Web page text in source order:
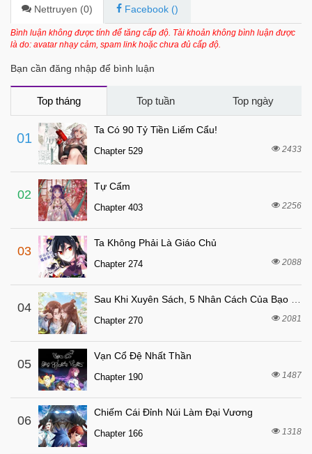
Chapter 85 3 tháng trước
Chapter 84 3 tháng trước
3 tháng trước
Chapter 81 4 tháng trước
Chapter 80
Chapter 79
Chapter 78
Chapter 77
Chapter 76
Chapter 75
Chapter 74
Chapter 73 6 tháng trước
Chapter 72 6 tháng trước
Chapter 71
Chapter 70 6 tháng trước
Chapter 69
Chapter 68 6 tháng trước
Chapter 67
Chapter 66
Nettruyen (0) Facebook ()
Bình luận không được tính để tăng cấp độ. Tài khoản không bình luận được
là do: avatar nhạy cảm, spam link hoặc chưa đủ cấp độ.
Bạn cần đăng nhập để bình luận
Top tháng Top tuần Top ngày
01
Ta Có 90 Tỷ Tiền Liếm Cẩu!
Chapter 529 2433
02
Tự Cẩm
Chapter 403 2256
03
Ta Không Phải Là Giáo Chủ
Chapter 274 2088
04
Chapter 270 2081
05
Vạn Cổ Đệ Nhất Thần
Chapter 190 1487
06
Chiếm Cái Đỉnh Núi Làm Đại Vương
Chapter 166 1318